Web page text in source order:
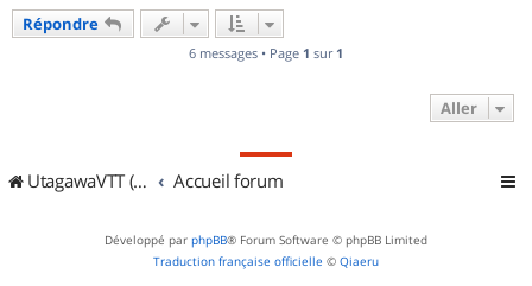
Répondre
6 messages • Page 1 sur 1
Aller
UtagawaVTT (Randos VTT et VTTAE avec traces GPS) Accueil forum
Développé par phpBB® Forum Software © phpBB Limited
Traduction française officielle © Qiaeru